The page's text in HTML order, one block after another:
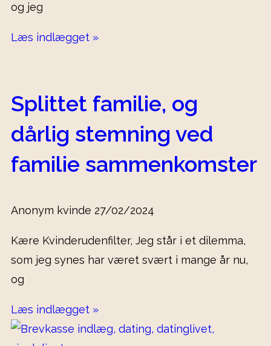
og jeg
Læs indlægget »
Splittet familie, og
dårlig stemning ved
familie sammenkomster
Anonym kvinde 27/02/2024
Kære Kvinderudenfilter, Jeg står i et dilemma,
som jeg synes har været svært i mange år nu,
og
Læs indlægget »